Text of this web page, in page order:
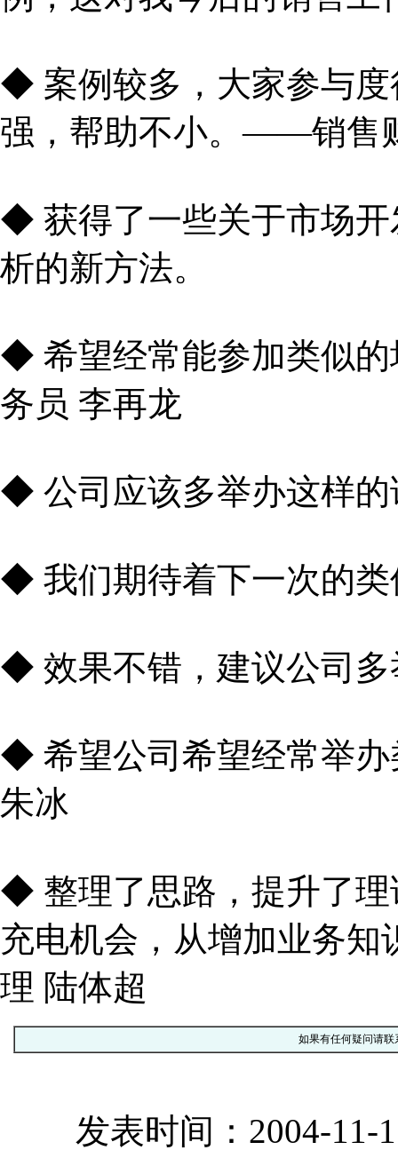
◆ 案例较多，大家参与
强，帮助不小。——销售
◆ 获得了一些关于市场
析的新方法。
◆ 希望经常能参加类似
务员 李再龙
◆ 公司应该多举办这样
◆ 我们期待着下一次的
◆ 效果不错，建议公司
◆ 希望公司希望经常举
朱冰
◆ 整理了思路，提升了
充电机会，从增加业务
理 陆体超
如果有任何疑问请联
发表时间：2004-11-